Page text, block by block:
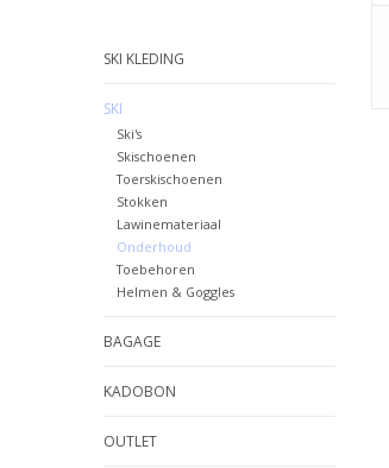
SKI KLEDING
SKI
Ski's
Skischoenen
Toerskischoenen
Stokken
Lawinemateriaal
Onderhoud
Toebehoren
Helmen & Goggles
BAGAGE
KADOBON
OUTLET